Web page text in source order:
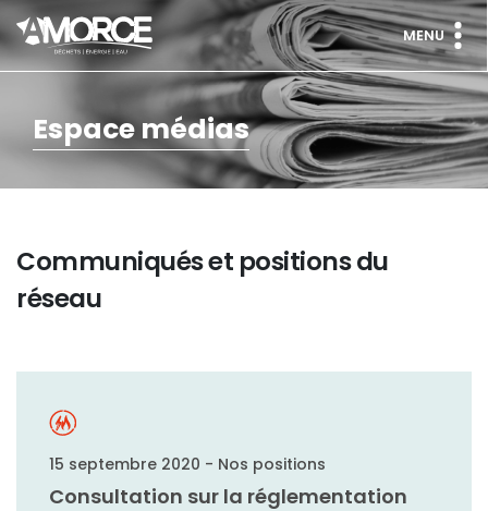
MENU
Espace médias
Communiqués et positions du
réseau
15 septembre 2020 - Nos positions
Consultation sur la réglementation